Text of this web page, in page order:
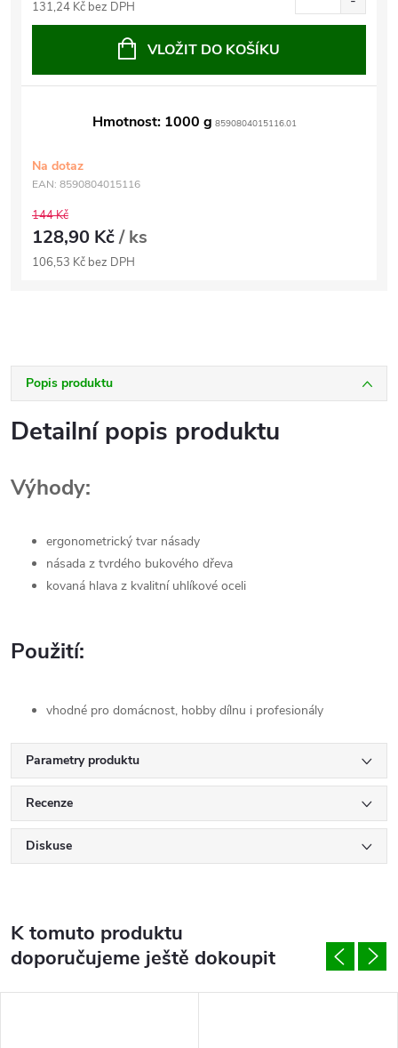
131,24 Kč bez DPH
VLOŽIT DO KOŠÍKU
Hmotnost: 1000 g 8590804015116.01
Na dotaz
EAN: 8590804015116
144 Kč
128,90 Kč/ ks
106,53 Kč bez DPH
Popis produktu
Detailní popis produktu
Výhody:
ergonometrický tvar násady
násada z tvrdého bukového dřeva
kovaná hlava z kvalitní uhlíkové oceli
Použití:
vhodné pro domácnost, hobby dílnu i profesionály
Parametry produktu
Recenze
Diskuse
K tomuto produktu
doporučujeme ještě dokoupit